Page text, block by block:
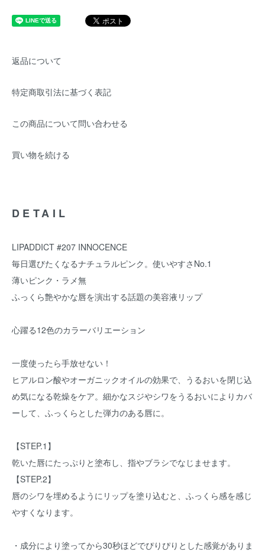
返品について
特定商取引法に基づく表記
この商品について問い合わせる
買い物を続ける
DETAIL
LIPADDICT #207 INNOCENCE
毎日選びたくなるナチュラルピンク。使いやすさNo.1
薄いピンク・ラメ無
ふっくら艶やかな唇を演出する話題の美容液リップ
心躍る12色のカラーバリエーション
一度使ったら手放せない！
ヒアルロン酸やオーガニックオイルの効果で、うるおいを閉じ込
め気になる乾燥をケア。細かなスジやシワをうるおいによりカバ
ーして、ふっくらとした弾力のある唇に。
【STEP.1】
乾いた唇にたっぷりと塗布し、指やブラシでなじませます。
【STEP.2】
唇のシワを埋めるようにリップを塗り込むと、ふっくら感を感じ
やすくなります。
・成分により塗ってから30秒ほどでぴりぴりとした感覚がありま